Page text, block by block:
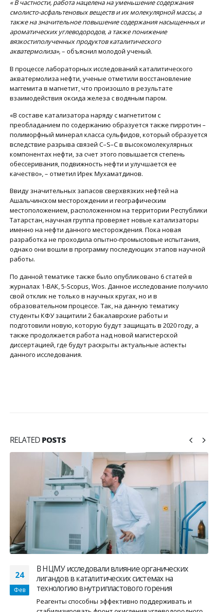
« В частности, работа нацелена на уменьшение содержания
смолисто-асфальтеновых веществ и их молекулярной массы, а
также на значительное повышение содержания насыщенных и
ароматических углеводородов, а также понижение
вязкостиполученных продуктов каталитического
акватермолиза»,– объяснил молодой ученый.
В процессе лабораторных исследований каталитического
акватермолиза нефти, ученые отметили восстановление
маггемита в магнетит, что произошло в результате
взаимодействия оксида железа с водяным паром.
«В составе катализатора наряду с магнетитом с
преобладанием по содержанию образуется также пирротин –
полиморфный минерал класса сульфидов, который образуется
вследствие разрыва связей С–S–С в высокомолекулярных
компонентах нефти, за счет этого повышается степень
обессеривания, подвижность нефти и улучшается ее
качество», – отметил Ирек Мухаматдинов.
Ввиду значительных запасов сверхвязких нефтей на
Ашальчинском месторождении и географическим
местоположением, расположенном на территории Республики
Татарстан, научная группа проверяет новые катализаторы
именно на нефти данного месторождения. Пока новая
разработка не проходила опытно-промысловые испытания,
однако они вошли в программу последующих этапов научной
работы.
По данной тематике также было опубликовано 6 статей в
журналах 1-ВАК, 5-Scopus, Wos. Данное исследование получило
свой отклик не только в научных кругах, но и в
образовательном процессе. Так, на данную тематику
студенты КФУ защитили 2 бакалаврские работы и
подготовили новую, которую будут защищать в 2020 году, а
также продолжается работа над новой магистерской
диссертацией, где будут раскрыты актуальные аспекты
данного исследования.
RELATED POSTS
24
Фев
В НЦМУ исследовали влияние органических
лигандов в каталитических системах на
технологию внутрипластового горения
Реагенты способны эффективно поддерживать и